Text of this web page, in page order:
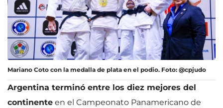
Mariano Coto con la medalla de plata en el podio. Foto: @cpjudo
Argentina terminó entre los diez mejores del
continente en el Campeonato Panamericano de